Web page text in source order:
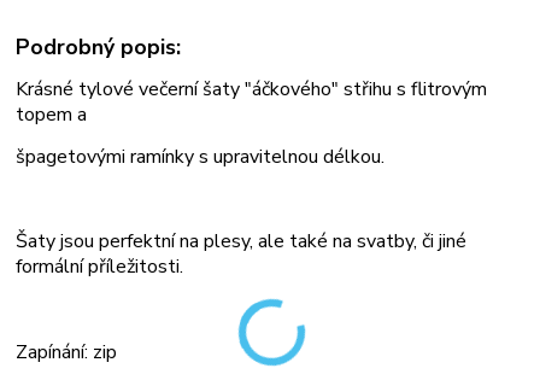
Podrobný popis:
Krásné tylové večerní šaty "áčkového" střihu s flitrovým
topem a
špagetovými ramínky s upravitelnou délkou.
Šaty jsou perfektní na plesy, ale také na svatby, či jiné
formální příležitosti.
Zapínání: zip